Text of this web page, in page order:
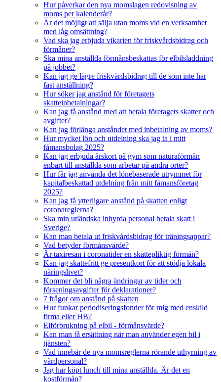
Hur påverkar den nya momslagen redovisning av
moms per kalenderår?
Är det möjligt att sälja utan moms vid en verksamhet
med låg omsättning?
Vad ska jag erbjuda vikarien för friskvårdsbidrag och
förmåner?
Ska mina anställda förmånsbeskattas för elbilsladdning
på jobbet?
Kan jag ge lägre friskvårdsbidrag till de som inte har
fast anställning?
Hur söker jag anstånd för företagets
skatteinbetalningar?
Kan jag få anstånd med att betala företagets skatter och
avgifter?
Kan jag förlänga anståndet med inbetalning av moms?
Hur mycket lön och utdelning ska jag ta i mitt
fåmansbolag 2025?
Kan jag erbjuda årskort på gym som naturaförmån
enbart till anställda som arbetar på andra orter?
Hur får jag använda det lönebaserade utrymmet för
kapitalbeskattad utdelning från mitt fåmansföretag
2025?
Kan jag få ytterligare anstånd på skatten enligt
coronareglerna?
Ska min utländska inhyrda personal betala skatt i
Sverige?
Kan man betala ut friskvårdsbidrag för träningsappar?
Vad betyder förmånsvärde?
Är taxiresan i coronatider en skattepliktig förmån?
Kan jag skattefritt ge presentkort för att stödja lokala
näringslivet?
Kommer det bli några ändringar av tider och
förseningsavgifter för deklarationer?
7 frågor om anstånd på skatten
Hur funkar periodiseringsfonder för mig med enskild
firma eller HB?
Elförbrukning på elbil - förmånsvärde?
Kan man få ersättning när man använder egen bil i
tjänsten?
Vad innebär de nya momsreglerna rörande uthyrning av
vårdpersonal?
Jag har köpt lunch till mina anställda. Är det en
kostförmån?